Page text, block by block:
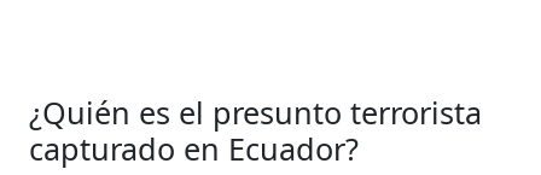
¿Quién es el presunto terrorista
capturado en Ecuador?